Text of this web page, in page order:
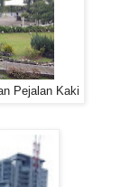
Pejalan Kaki